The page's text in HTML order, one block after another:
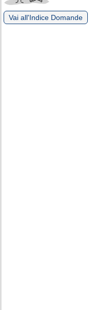
Vai all'Indice Domande